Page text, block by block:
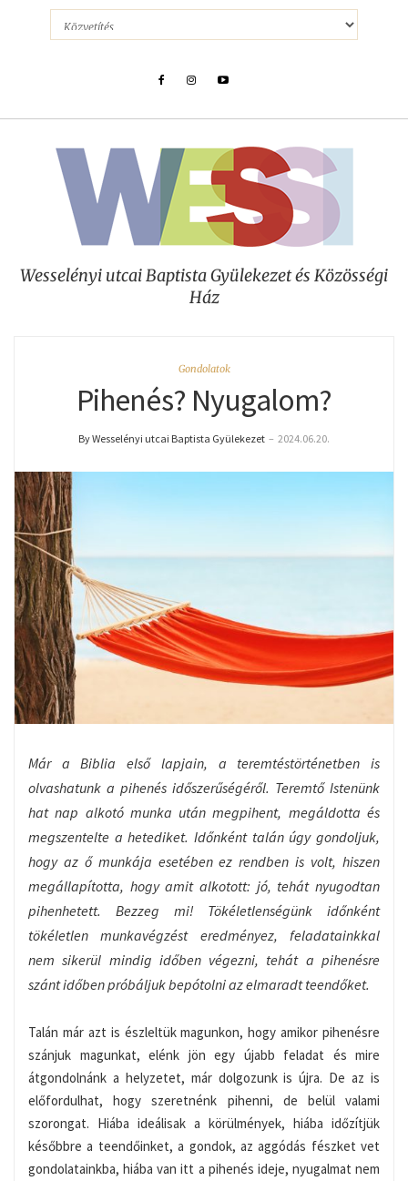
Wesselényi utcai Baptista Gyülekezet és Közösségi
Ház
Gondolatok
Pihenés? Nyugalom?
By Wesselényi utcai Baptista Gyülekezet – 2024.06.20.
Már a Biblia első lapjain, a teremtéstörténetben is
olvashatunk a pihenés időszerűségéről. Teremtő Istenünk
hat nap alkotó munka után megpihent, megáldotta és
megszentelte a hetediket. Időnként talán úgy gondoljuk,
hogy az ő munkája esetében ez rendben is volt, hiszen
megállapította, hogy amit alkotott: jó, tehát nyugodtan
pihenhetett. Bezzeg mi! Tökéletlenségünk időnként
tökéletlen munkavégzést eredményez, feladatainkkal
nem sikerül mindig időben végezni, tehát a pihenésre
szánt időben próbáljuk bepótolni az elmaradt teendőket.
Talán már azt is észleltük magunkon, hogy amikor pihenésre
szánjuk magunkat, elénk jön egy újabb feladat és mire
átgondolnánk a helyzetet, már dolgozunk is újra. De az is
előfordulhat, hogy szeretnénk pihenni, de belül valami
szorongat. Hiába ideálisak a körülmények, hiába időzítjük
későbbre a teendőinket, a gondok, az aggódás fészket vet
gondolatainkba, hiába van itt a pihenés ideje, nyugalmat nem